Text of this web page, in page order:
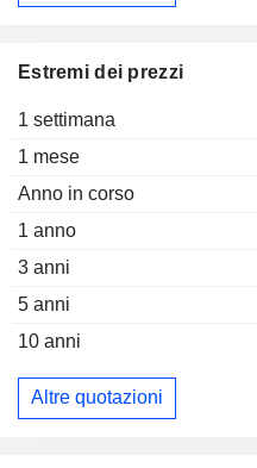
Estremi dei prezzi
1 settimana
1 mese
Anno in corso
1 anno
3 anni
5 anni
10 anni
Altre quotazioni